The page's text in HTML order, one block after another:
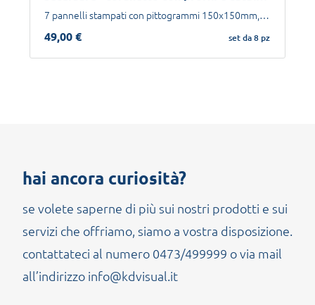
7 pannelli stampati con pittogrammi 150x150mm, con fissaggi + catalogo secursafe
49,00 € set da 8 pz
hai ancora curiosità?
se volete saperne di più sui nostri prodotti e sui
servizi che offriamo, siamo a vostra disposizione.
contattateci al numero 0473/499999 o via mail
all’indirizzo info@kdvisual.it